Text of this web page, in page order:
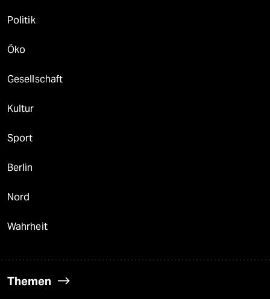
Politik
Öko
Gesellschaft
Kultur
Sport
Berlin
Nord
Wahrheit
Themen